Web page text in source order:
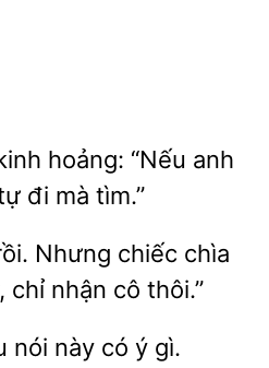
hoảng:
anh
mà tìm.”
chiếc chìa
chỉ
cô thôi.”
này có ý gì.